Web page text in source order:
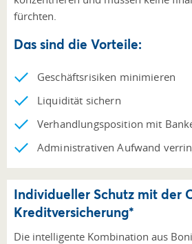
fürchten.
Das sind die Vorteile:
Geschäftsrisiken minimieren
Liquidität sichern
Verhandlungsposition mit
Administrativen Aufwand
Individueller Schutz mit der
Kreditversicherung*
Die intelligente Kombination aus